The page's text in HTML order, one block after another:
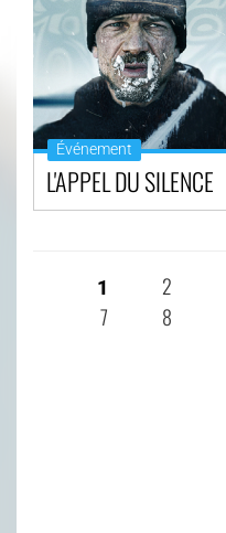
Événement
L'APPEL DU SILENCE
PAGES
1 2
7
8